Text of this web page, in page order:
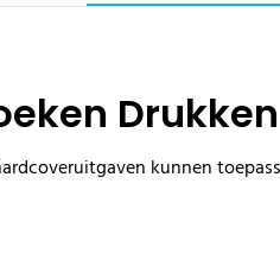
Drukken
kunnen